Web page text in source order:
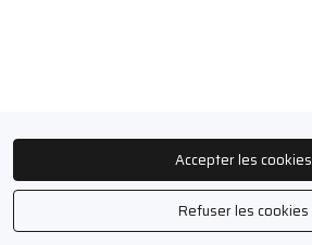
Présenté par
Accepter les cookies
Refuser les cookies